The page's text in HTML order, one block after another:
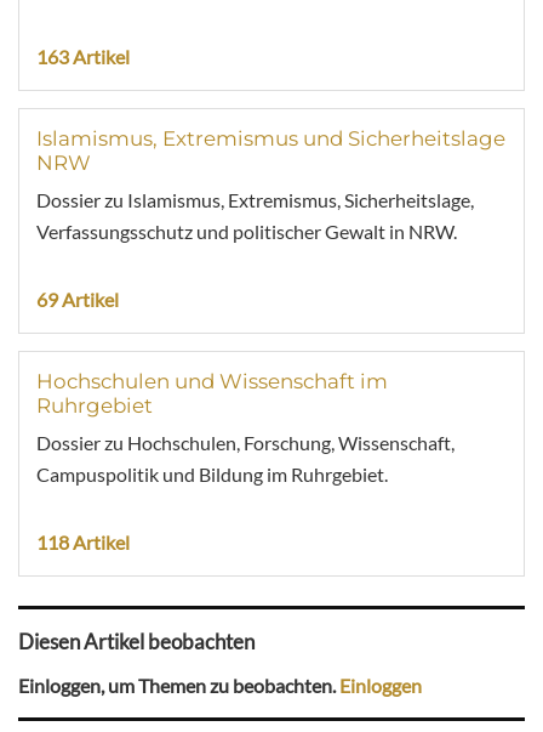
163 Artikel
Islamismus, Extremismus und Sicherheitslage
NRW
Dossier zu Islamismus, Extremismus, Sicherheitslage,
Verfassungsschutz und politischer Gewalt in NRW.
69 Artikel
Hochschulen und Wissenschaft im
Ruhrgebiet
Dossier zu Hochschulen, Forschung, Wissenschaft,
Campuspolitik und Bildung im Ruhrgebiet.
118 Artikel
Diesen Artikel beobachten
Einloggen, um Themen zu beobachten. Einloggen